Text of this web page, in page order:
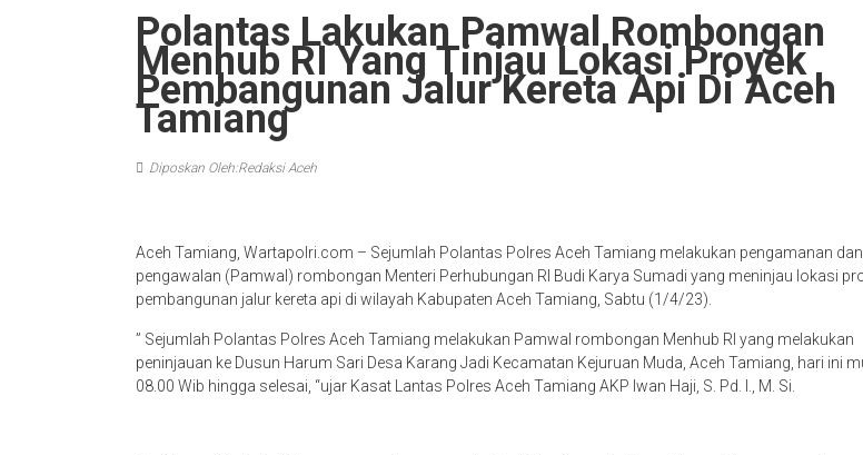
Polantas Lakukan Pamwal Rombongan
Menhub RI Yang Tinjau Lokasi Proyek
Pembangunan Jalur Kereta Api Di Aceh
Tamiang
Diposkan Oleh:Redaksi Aceh
Aceh Tamiang, Wartapolri.com – Sejumlah Polantas Polres Aceh Tamiang melakukan pengamanan dan
pengawalan (Pamwal) rombongan Menteri Perhubungan RI Budi Karya Sumadi yang meninjau lokasi
pembangunan jalur kereta api di wilayah Kabupaten Aceh Tamiang, Sabtu (1/4/23).
” Sejumlah Polantas Polres Aceh Tamiang melakukan Pamwal rombongan Menhub RI yang melakukan
peninjauan ke Dusun Harum Sari Desa Karang Jadi Kecamatan Kejuruan Muda, Aceh Tamiang, hari ini
08.00 Wib hingga selesai, “ujar Kasat Lantas Polres Aceh Tamiang AKP Iwan Haji, S. Pd. I., M. Si.